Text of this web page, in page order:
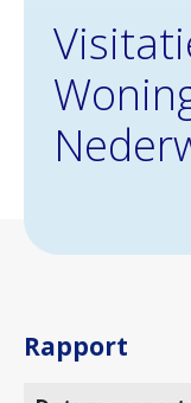
Rapport